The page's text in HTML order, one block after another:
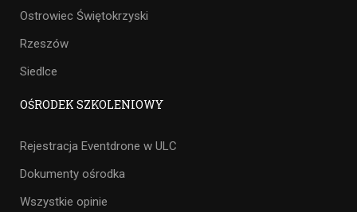
Ostrowiec Świętokrzyski
Rzeszów
Siedlce
OŚRODEK SZKOLENIOWY
Rejestracja Eventdrone w ULC
Dokumenty ośrodka
Wszystkie opinie